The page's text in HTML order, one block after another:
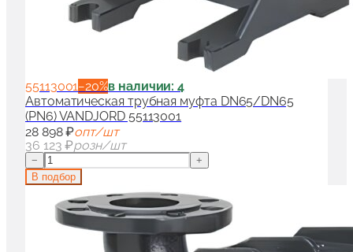
55113001−20%в наличии: 4
Автоматическая трубная муфта DN65/DN65
(PN6) VANDJORD 55113001
28 898 ₽опт/шт
36 123 ₽розн/шт
−
+
В подбор